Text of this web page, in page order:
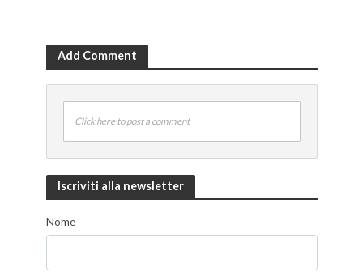
Add Comment
Click here to post a comment
Iscriviti alla newsletter
Nome